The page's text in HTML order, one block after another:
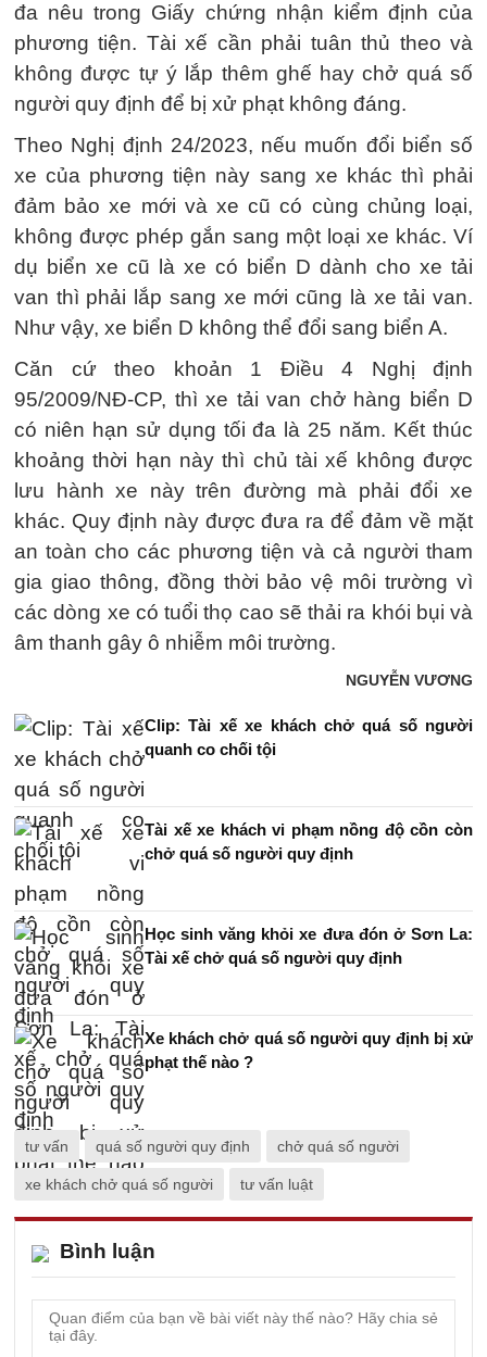
đa nêu trong Giấy chứng nhận kiểm định của
phương tiện. Tài xế cần phải tuân thủ theo và
không được tự ý lắp thêm ghế hay chở quá số
người quy định để bị xử phạt không đáng.
Theo Nghị định 24/2023, nếu muốn đổi biển số
xe của phương tiện này sang xe khác thì phải
đảm bảo xe mới và xe cũ có cùng chủng loại,
không được phép gắn sang một loại xe khác. Ví
dụ biển xe cũ là xe có biển D dành cho xe tải
van thì phải lắp sang xe mới cũng là xe tải van.
Như vậy, xe biển D không thể đổi sang biển A.
Căn cứ theo khoản 1 Điều 4 Nghị định
95/2009/NĐ-CP, thì xe tải van chở hàng biển D
có niên hạn sử dụng tối đa là 25 năm. Kết thúc
khoảng thời hạn này thì chủ tài xế không được
lưu hành xe này trên đường mà phải đổi xe
khác. Quy định này được đưa ra để đảm về mặt
an toàn cho các phương tiện và cả người tham
gia giao thông, đồng thời bảo vệ môi trường vì
các dòng xe có tuổi thọ cao sẽ thải ra khói bụi và
âm thanh gây ô nhiễm môi trường.
NGUYỄN VƯƠNG
Clip: Tài xế xe khách chở quá số người
quanh co chối tội
Tài xế xe khách vi phạm nồng độ cồn còn
chở quá số người quy định
Học sinh văng khỏi xe đưa đón ở Sơn La:
Tài xế chở quá số người quy định
Xe khách chở quá số người quy định bị xử
phạt thế nào ?
tư vấn quá số người quy định chở quá số người
xe khách chở quá số người tư vấn luật
Bình luận